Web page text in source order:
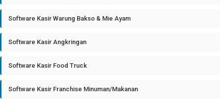
Software Kasir Warung Bakso & Mie Ayam
Software Kasir Angkringan
Software Kasir Food Truck
Software Kasir Franchise Minuman/Makanan